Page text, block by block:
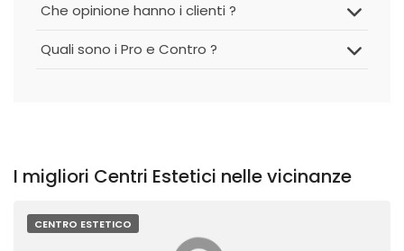
Che opinione hanno i clienti ?
Quali sono i Pro e Contro ?
I migliori Centri Estetici nelle vicinanze
CENTRO ESTETICO